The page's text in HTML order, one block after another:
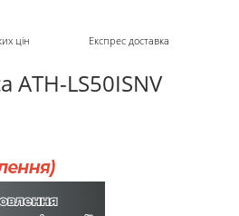
цін Експрес доставка
LS50ISNV